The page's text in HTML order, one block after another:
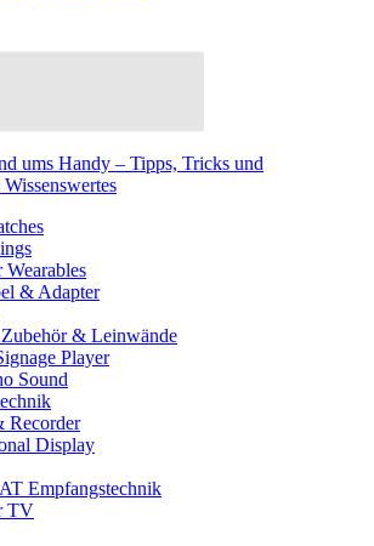
ums Handy – Tipps, Tricks und
Wearables
& Adapter
& Leinwände
Player
Sound
Recorder
Display
Empfangstechnik
TV